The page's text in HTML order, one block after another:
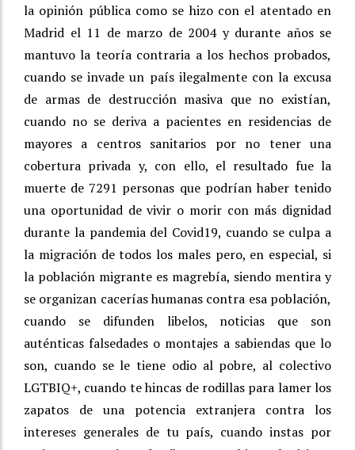
la opinión pública como se hizo con el atentado en
Madrid el 11 de marzo de 2004 y durante años se
mantuvo la teoría contraria a los hechos probados,
cuando se invade un país ilegalmente con la excusa
de armas de destrucción masiva que no existían,
cuando no se deriva a pacientes en residencias de
mayores a centros sanitarios por no tener una
cobertura privada y, con ello, el resultado fue la
muerte de 7291 personas que podrían haber tenido
una oportunidad de vivir o morir con más dignidad
durante la pandemia del Covid19, cuando se culpa a
la migración de todos los males pero, en especial, si
la población migrante es magrebía, siendo mentira y
se organizan cacerías humanas contra esa población,
cuando se difunden libelos, noticias que son
auténticas falsedades o montajes a sabiendas que lo
son, cuando se le tiene odio al pobre, al colectivo
LGTBIQ+, cuando te hincas de rodillas para lamer los
zapatos de una potencia extranjera contra los
intereses generales de tu país, cuando instas por